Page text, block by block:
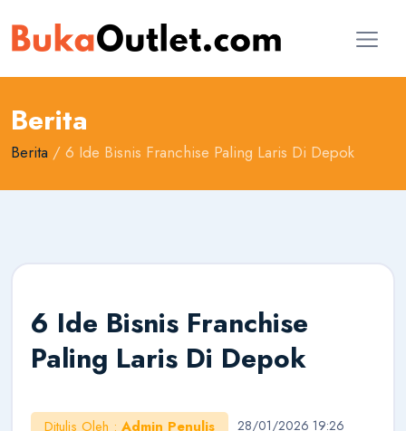
Berita
Berita / 6 Ide Bisnis Franchise Paling Laris Di Depok
6 Ide Bisnis Franchise
Paling Laris Di Depok
Ditulis Oleh : Admin Penulis 28/01/2026 19:26